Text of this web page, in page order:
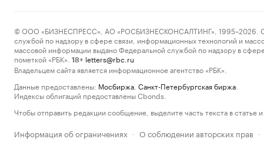
© ООО «БИЗНЕСПРЕСС», АО «РОСБИЗНЕСКОНСАЛТИНГ», 1995–2026.
службой по надзору в сфере связи, информационных технологий и
массовой информации выдано Федеральной службой по надзору в
пометкой «РБК».
18+ letters@rbc.ru
Владельцем сайта является информационное агентство «РБК».
Данные предоставлены: Мосбиржа Санкт-Петербургская биржа
Индексы облигаций предоставлены Cbonds.
Чтобы отправить редакции сообщение, выделите часть текста в статье
Информация об ограничениях · О соблюдении авторских прав ·